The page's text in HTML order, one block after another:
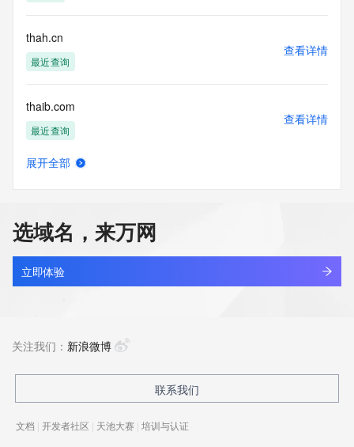
thah.cn
最近查询
查看详情
thaib.com
最近查询
查看详情
thaidaizonichimoly.asia
最近查询
查看详情
最近查询
展开全部
选域名，来万网
立即体验
关注我们： 新浪微博
联系我们
文档 | 开发者社区 | 天池大赛 | 培训与认证